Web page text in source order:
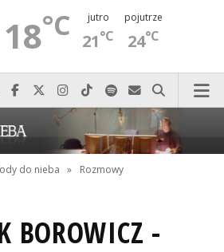
18°C jutro
21°C
pojutrze
24°C
Najlepiej po prostu do nas zadzwoń
Odwiedź nas na Facebook-u
Odwiedź nas na X
Odwiedź nas na Instagram-ie
Odwiedź nas na TikTok-u
Szukaj nas na Spotify
Wyślij do nas
Szukaj
do nieba » Rozmowy
BOROWICZ -